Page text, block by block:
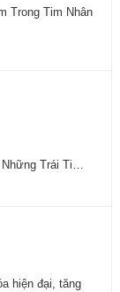
Trong Tim Nhân
Trái Ti…
hiện đại, tăng